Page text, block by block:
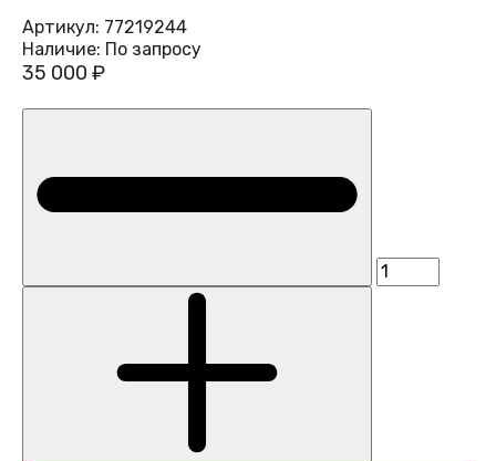
Артикул: 77219244
Наличие: По запросу
35 000 ₽